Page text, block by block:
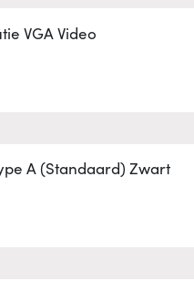
VGA Video
A (Standaard) Zwart